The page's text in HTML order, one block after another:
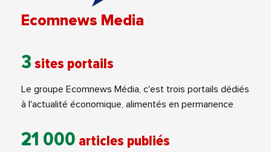
Ecomnews Media
3 sites portails
Le groupe Ecomnews Média, c'est trois portails dédiés
à l'actualité économique, alimentés en permanence
21 000 articles publiés